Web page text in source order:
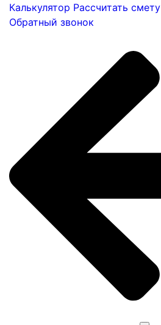
Калькулятор Рассчитать смету
Обратный звонок